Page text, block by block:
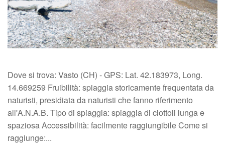
Dove si trova: Vasto (CH) - GPS: Lat. 42.183973, Long.
14.669259 Fruibilità: spiaggia storicamente frequentata da
naturisti, presidiata da naturisti che fanno riferimento
all'A.N.A.B. Tipo di spiaggia: spiaggia di ciottoli lunga e
spaziosa Accessibilità: facilmente raggiungibile Come si
raggiunge:...